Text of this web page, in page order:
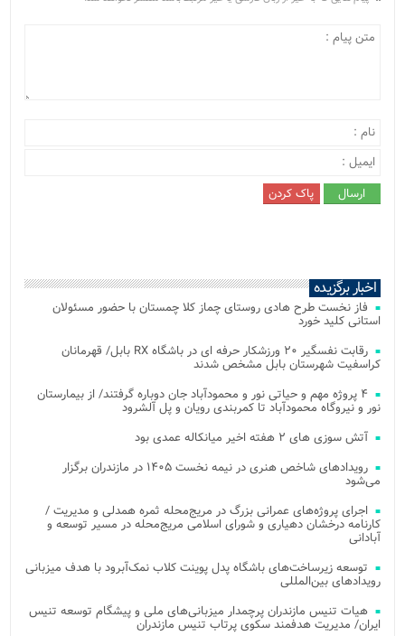
اخبار برگزیده
فاز نخست طرح هادی روستای چماز کلا چمستان با حضور مسئولان
استانی کلید خورد
رقابت نفسگیر ۲۰ ورزشکار حرفه ای در باشگاه RX بابل/ قهرمانان
کراسفیت شهرستان بابل مشخص شدند
۴ پروژه مهم و حیاتی نور و محمودآباد جان دوباره گرفتند/ از بیمارستان
نور و نیروگاه محمودآباد تا کمربندی رویان و پل آلشرود
آتش‌ سوزی‌ های ۲ هفته اخیر میانکاله عمدی بود
رویدادهای شاخص هنری در نیمه نخست ۱۴۰۵ در مازندران برگزار
می‌شود
اجرای پروژه‌های عمرانی بزرگ در مریج‌محله ثمره همدلی و مدیریت /
کارنامه درخشان دهیاری و شورای اسلامی مریج‌محله در مسیر توسعه و
آبادانی
توسعه زیرساخت‌های باشگاه پدل پوینت کلاب نمک‌آبرود با هدف میزبانی
رویدادهای بین‌المللی
هیات تنیس مازندران پرچمدار میزبانی‌های ملی و پیشگام توسعه تنیس
ایران/ مدیریت هدفمند سکوی پرتاب تنیس مازندران